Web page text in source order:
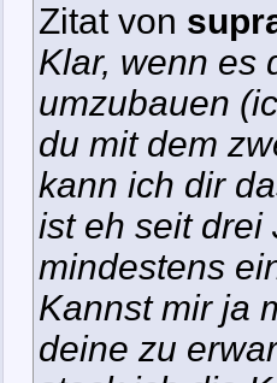
Zitat von
Klar, wenn es
umzubauen
du mit dem
kann ich dir
ist eh seit drei
mindestens
Kannst mir ja
deine zu